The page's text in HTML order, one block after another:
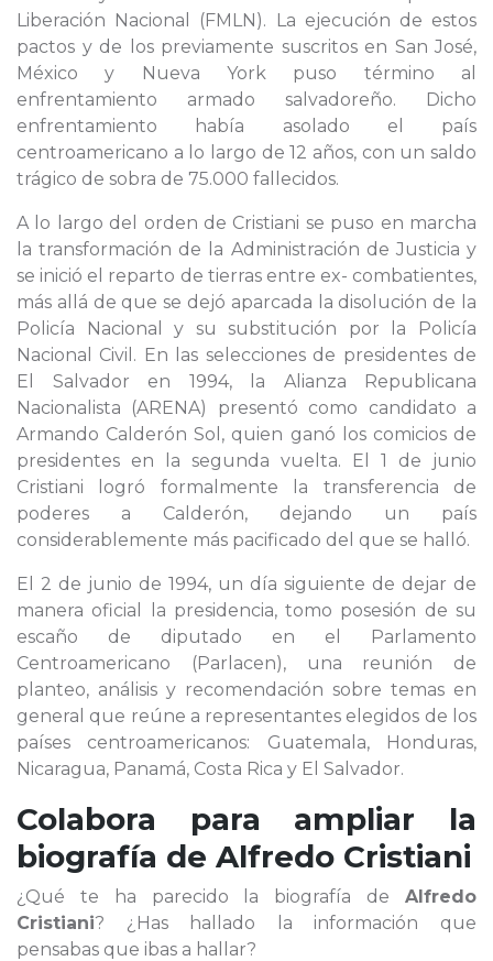
Liberación Nacional (FMLN). La ejecución de estos
pactos y de los previamente suscritos en San José,
México y Nueva York puso término al
enfrentamiento armado salvadoreño. Dicho
enfrentamiento había asolado el país
centroamericano a lo largo de 12 años, con un saldo
trágico de sobra de 75.000 fallecidos.
A lo largo del orden de Cristiani se puso en marcha
la transformación de la Administración de Justicia y
se inició el reparto de tierras entre ex- combatientes,
más allá de que se dejó aparcada la disolución de la
Policía Nacional y su substitución por la Policía
Nacional Civil. En las selecciones de presidentes de
El Salvador en 1994, la Alianza Republicana
Nacionalista (ARENA) presentó como candidato a
Armando Calderón Sol, quien ganó los comicios de
presidentes en la segunda vuelta. El 1 de junio
Cristiani logró formalmente la transferencia de
poderes a Calderón, dejando un país
considerablemente más pacificado del que se halló.
El 2 de junio de 1994, un día siguiente de dejar de
manera oficial la presidencia, tomo posesión de su
escaño de diputado en el Parlamento
Centroamericano (Parlacen), una reunión de
planteo, análisis y recomendación sobre temas en
general que reúne a representantes elegidos de los
países centroamericanos: Guatemala, Honduras,
Nicaragua, Panamá, Costa Rica y El Salvador.
Colabora para ampliar la
biografía de Alfredo Cristiani
¿Qué te ha parecido la biografía de Alfredo
Cristiani? ¿Has hallado la información que
pensabas que ibas a hallar?